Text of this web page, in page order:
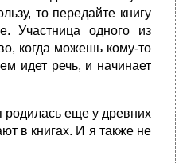
то передайте книгу
Участница одного из
когда можешь кому-то
идет речь, и начинает
родилась еще у древних
в книгах. И я также не